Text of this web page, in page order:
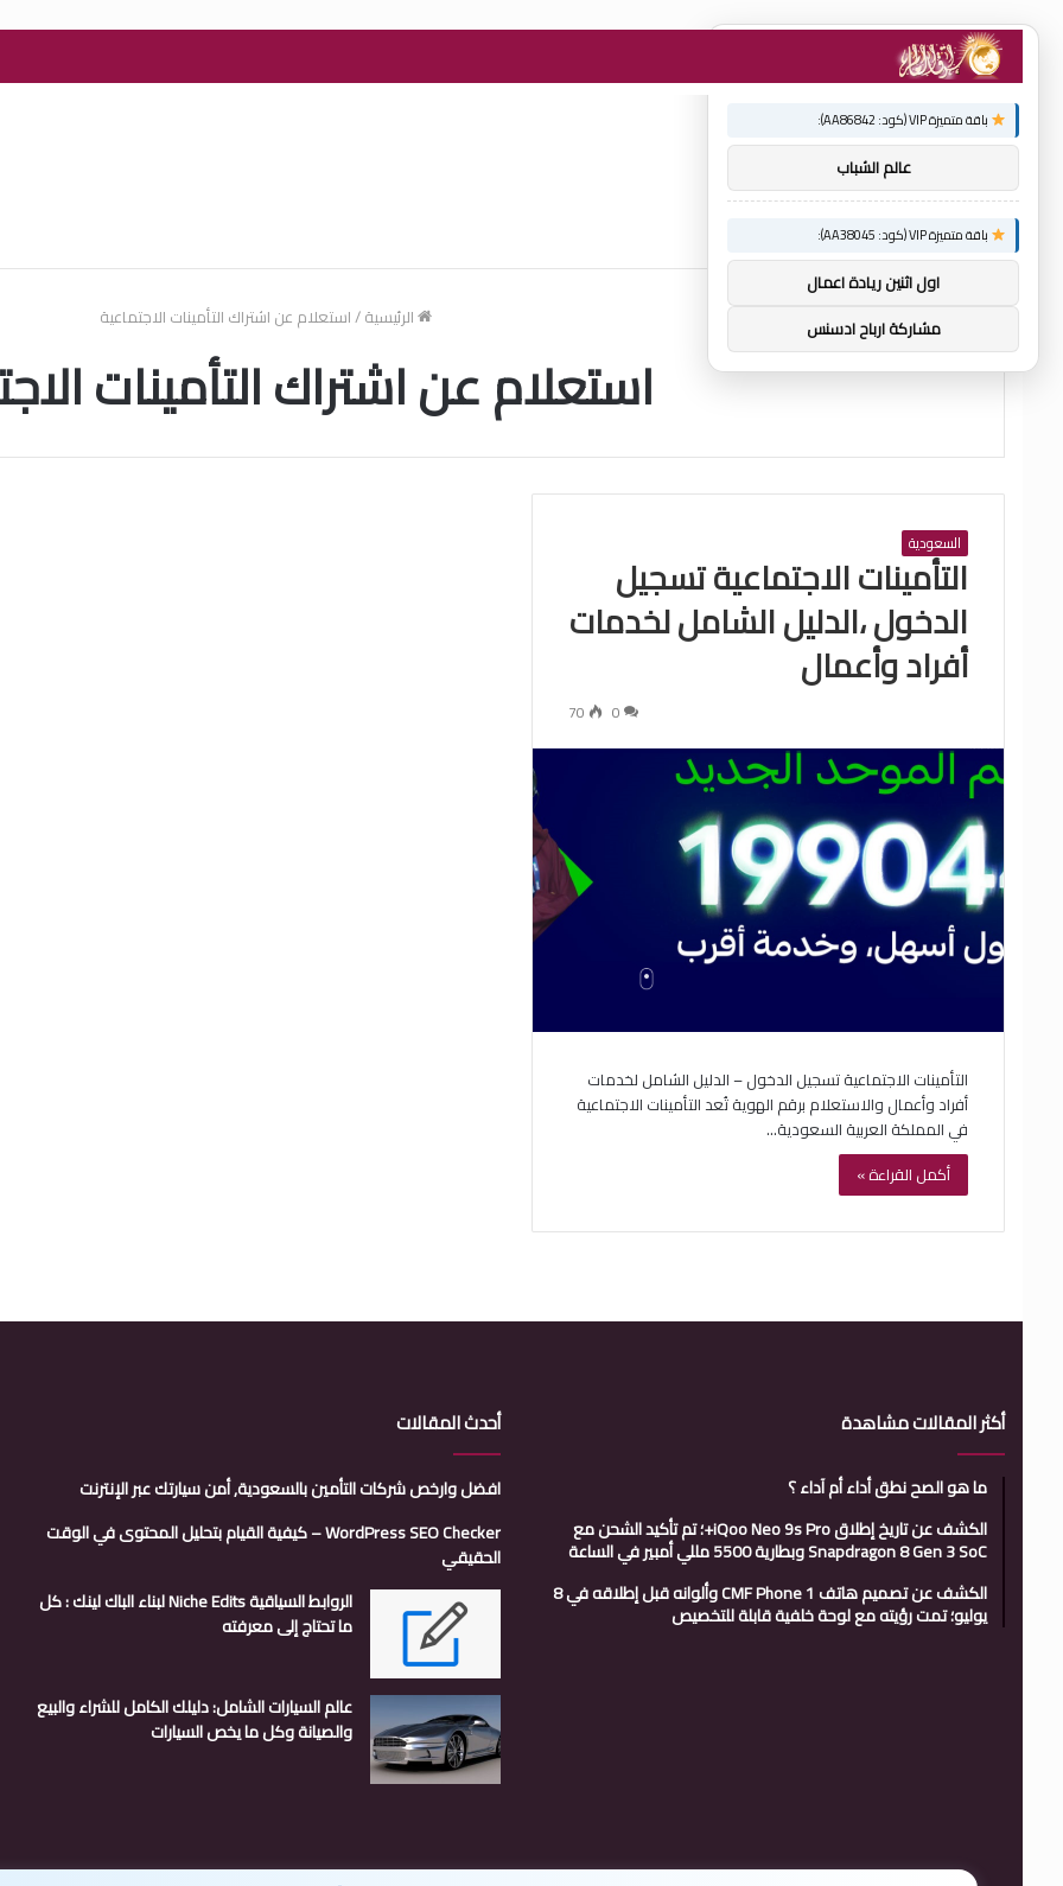
الرئيسية/استعلام عن اشتراك التأمينات الاجتماعية
استعلام عن اشتراك التأمينات
السعودية
التأمينات الاجتماعية تسجيل
الدخول ،الدليل الشامل لخدمات
أفراد وأعمال
0
70
التأمينات الاجتماعية تسجيل الدخول – الدليل الشامل لخدمات
أفراد وأعمال والاستعلام برقم الهوية تُعد التأمينات الاجتماعية
في المملكة العربية السعودية…
أكمل القراءة »
أكثر المقالات مشاهدة
ما هو الصح نطق أداء أم آداء ؟
الكشف عن تاريخ إطلاق iQoo Neo 9s Pro+؛ تم تأكيد الشحن مع
Snapdragon 8 Gen 3 SoC وبطارية 5500 مللي أمبير في الساعة
الكشف عن تصميم هاتف CMF Phone 1 وألوانه قبل إطلاقه في 8
يوليو؛ تمت رؤيته مع لوحة خلفية قابلة للتخصيص
أحدث المقالات
افضل وارخص شركات التأمين بالسعودية, أمن سيارتك عبر الإنترنت
WordPress SEO Checker – كيفية القيام بتحليل المحتوى في الوقت
الحقيقي
الروابط السياقية Niche Edits لبناء الباك لينك : كل
ما تحتاج إلى معرفته
عالم السيارات الشامل: دليلك الكامل للشراء والبيع
والصيانة وكل ما يخص السيارات
توصيات :
باقة متميزة VIP (كود: AA86842):
عالم الشباب
باقة متميزة VIP (كود: AA38045):
اول اثنين ريادة اعمال
مشاركة ارباح ادسنس